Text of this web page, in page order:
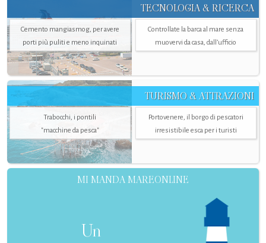
TECNOLOGIA & RICERCA
Cemento mangiasmog, per avere
porti più puliti e meno inquinati
Controllate la barca al mare senza
muovervi da casa, dall’ufficio
TURISMO & ATTRAZIONI
Trabocchi, i pontili
"macchine da pesca"
Portovenere, il borgo di pescatori
irresistibile esca per i turisti
MI MANDA MAREONLINE
Un